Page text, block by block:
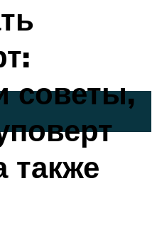
советы,
также